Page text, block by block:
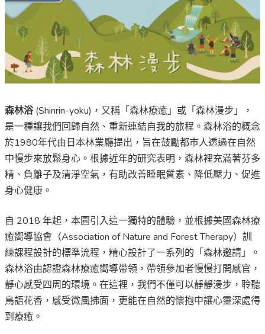
森林浴(Shinrin-yoku)，又稱「森林療癒」或「森林漫步」，
是一種讓我們回歸自然、重新連結自我的旅程。 森林浴的概念
於1980年代由日本林業廳提出 ， 旨在鼓勵都巿人透過在自然
中慢步來放鬆身心。 根據近年的研究表明 ，森林裡充滿著芬多
精、負離子及清淨空氣，有助改善睡眠質素、降低壓力、促進
身心健康。
自 2018 年起，本園引入這一獨特的體驗， 並根據美國森林療
癒嚮導協會（Association of Nature and Forest Therapy）訓
練課程設計的標準流程，精心設計了一系列的「森林邀請」
。
森林浴由認證森林療癒嚮導帶領， 帶領參加者慢慢打開感官，
靜心感受四周的環境。在這裡，我們不僅可以靜靜漫步，聆聽
鳥語花香，感受微風拂面，更能在自然的懷抱中讓心靈深處得
到療癒。